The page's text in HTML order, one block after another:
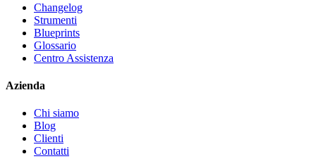
Changelog
Strumenti
Blueprints
Glossario
Centro Assistenza
Azienda
Chi siamo
Blog
Clienti
Contatti